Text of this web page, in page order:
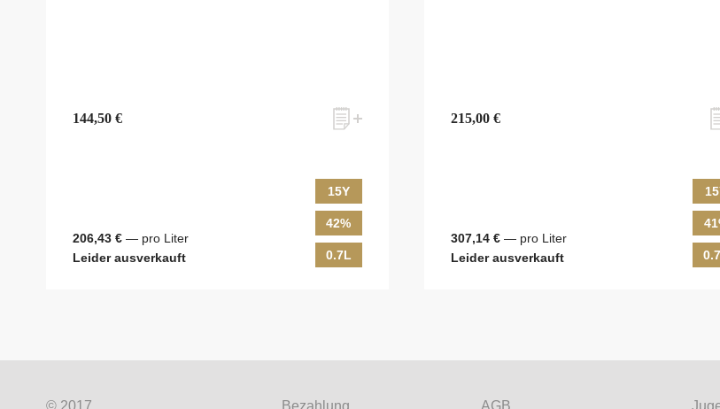
144,50 €
206,43 € — pro Liter
Leider ausverkauft
15Y
42%
0.7L
215,00 €
307,14 €— pro Liter
Leider ausverkauft
Möchten Sie ein für Newsletter-Abonnenten exklusives Monats-Angebot erhalten und dabei über